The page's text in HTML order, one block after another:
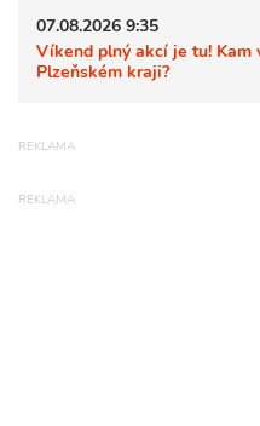
07.08.2026 9:35
Víkend plný akcí je tu! Kam
Plzeňském kraji?